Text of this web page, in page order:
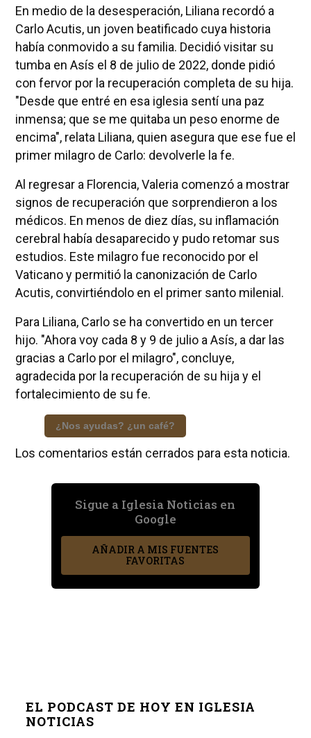
En medio de la desesperación, Liliana recordó a
Carlo Acutis, un joven beatificado cuya historia
había conmovido a su familia. Decidió visitar su
tumba en Asís el 8 de julio de 2022, donde pidió
con fervor por la recuperación completa de su hija.
"Desde que entré en esa iglesia sentí una paz
inmensa; que se me quitaba un peso enorme de
encima", relata Liliana, quien asegura que ese fue el
primer milagro de Carlo: devolverle la fe.
Al regresar a Florencia, Valeria comenzó a mostrar
signos de recuperación que sorprendieron a los
médicos. En menos de diez días, su inflamación
cerebral había desaparecido y pudo retomar sus
estudios. Este milagro fue reconocido por el
Vaticano y permitió la canonización de Carlo
Acutis, convirtiéndolo en el primer santo milenial.
Para Liliana, Carlo se ha convertido en un tercer
hijo. "Ahora voy cada 8 y 9 de julio a Asís, a dar las
gracias a Carlo por el milagro", concluye,
agradecida por la recuperación de su hija y el
fortalecimiento de su fe.
¿Nos ayudas? ¿un café?
Los comentarios están cerrados para esta noticia.
Sigue a Iglesia Noticias en
Google
AÑADIR A MIS FUENTES
FAVORITAS
EL PODCAST DE HOY EN IGLESIA
NOTICIAS